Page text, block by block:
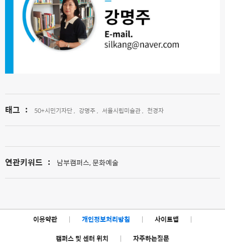
태그 : 50+시민기자단 , 강명주 , 서울시립미술관 , 천경자
연관키워드 : 남부캠퍼스, 문화예술
이용약관 | 개인정보처리방침 | 사이트맵
|
캠퍼스 및 센터 위치
| 자주하는질문